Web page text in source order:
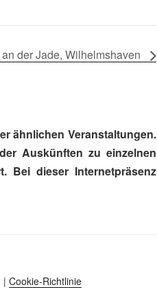
der Jade, Wilhelmshaven
ähnlichen Veranstaltungen.
Auskünften zu einzelnen
Bei dieser Internetpräsenz
Cookie-Richtlinie